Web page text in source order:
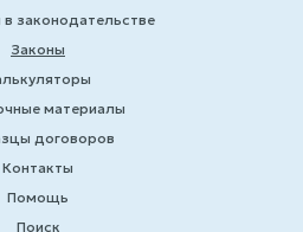
законодательстве
Законы
материалы
договоров
Контакты
Помощь
Поиск